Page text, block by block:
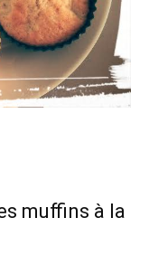
muffins à la